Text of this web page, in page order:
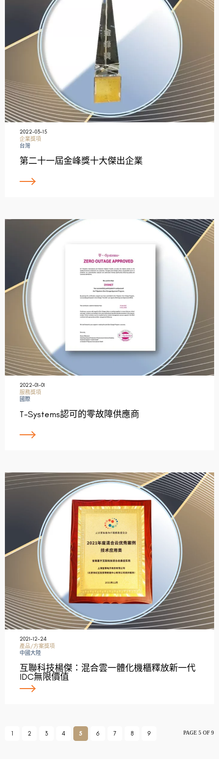
2022-03-15
企業獎項
台灣
第二十一屆金峰獎十大傑出企業
2022-01-01
服務獎項
國際
T-Systems認可的零故障供應商
2021-12-24
產品/方案獎項
中國大陸
互聯科技楊傑：混合雲一體化機櫃釋放新一代
IDC無限價值
1 2 3 4 5 6 7 8 9 PAGE 5 OF 9